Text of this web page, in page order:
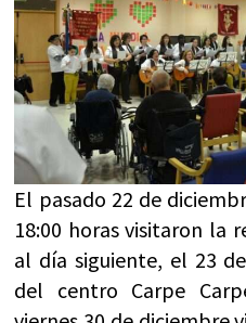
El pasado 22 de
18:00 horas visitaron la
al día siguiente, el 23
del centro Carpe